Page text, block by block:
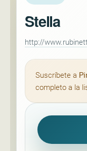
Stella
http://
Suscríbete a
completo a la